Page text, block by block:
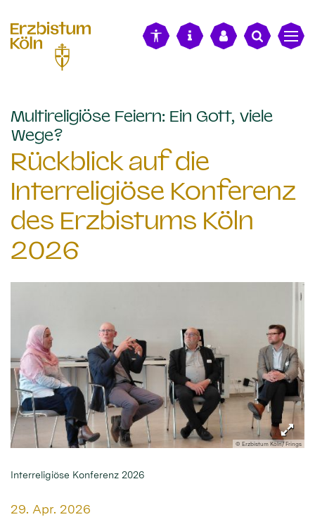
Multireligiöse Feiern: Ein Gott, viele
Wege?
Rückblick auf die
Interreligiöse Konferenz
des Erzbistums Köln
2026
© Erzbistum Köln/ Frings
Interreligiöse Konferenz 2026
Datum:
29. Apr. 2026